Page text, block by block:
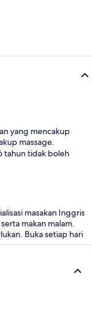
yang mencakup
massage.
tahun tidak boleh
masakan Inggris
makan malam.
Buka setiap hari